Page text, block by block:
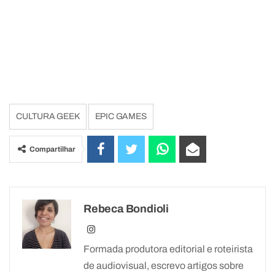
CULTURA GEEK EPIC GAMES
Compartilhar
Rebeca Bondioli
Formada produtora editorial e roteirista
de audiovisual, escrevo artigos sobre